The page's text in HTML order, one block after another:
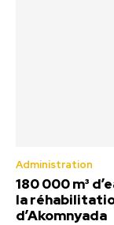
Administration
180 000 m³
la
d’Akomnyada